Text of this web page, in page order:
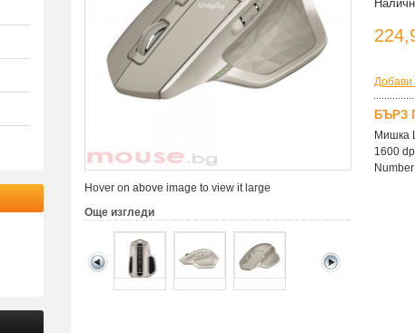
Hover on above image to view it large
Още изгледи
Добави
БЪРЗ
Мишка
1600